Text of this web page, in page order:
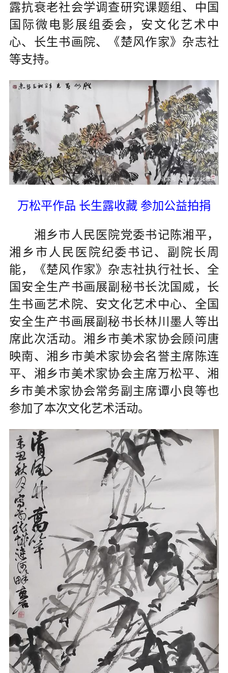
露抗衰老社会学调查研究课题组、中国
国际微电影展组委会，安文化艺术中
心、长生书画院、《楚风作家》杂志社
等支持。
万松平作品 长生露收藏 参加公益拍捐
湘乡市人民医院党委书记陈湘平，
湘乡市人民医院纪委书记、副院长周
能，《楚风作家》杂志社执行社长、全
国安全生产书画展副秘书长沈国威，长
生书画艺术院、安文化艺术中心、全国
安全生产书画展副秘书长林川墨人等出
席此次活动。湘乡市美术家协会顾问唐
映南、湘乡市美术家协会名誉主席陈连
平、湘乡市美术家协会主席万松平、湘
乡市美术家协会常务副主席谭小良等也
参加了本次文化艺术活动。